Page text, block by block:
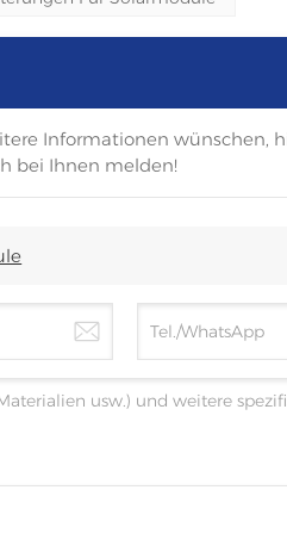
Informationen wünschen,
bei Ihnen melden!